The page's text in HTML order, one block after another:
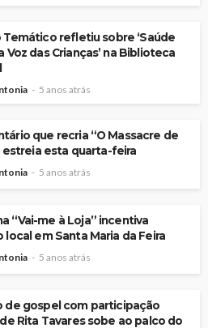
Temático refletiu sobre ‘Saúde
Voz das Crianças’ na Biblioteca
5 anos atrás
que recria “O Massacre de
estreia esta quarta-feira
5 anos atrás
“Vai-me à Loja” incentiva
local em Santa Maria da Feira
5 anos atrás
de gospel com participação
Rita Tavares sobe ao palco do